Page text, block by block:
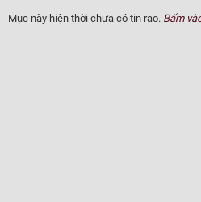
TIỆN ÍCH
Mục này hiện thời chưa có tin rao. Bấm